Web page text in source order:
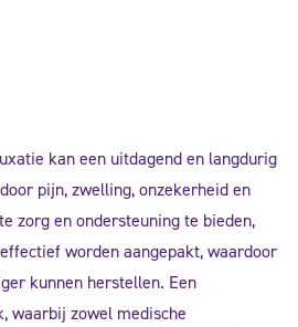
kan een uitdagend en langdurig
pijn, zwelling, onzekerheid en
zorg en ondersteuning te bieden,
worden aangepakt, waardoor
kunnen herstellen. Een
waarbij zowel medische